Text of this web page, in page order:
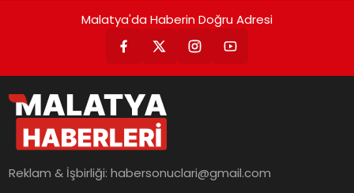
TEKNOLOJI
Malatya'da Haberin Doğru Adresi
Reklam & İşbirliği:habersonuclari@gmail.com